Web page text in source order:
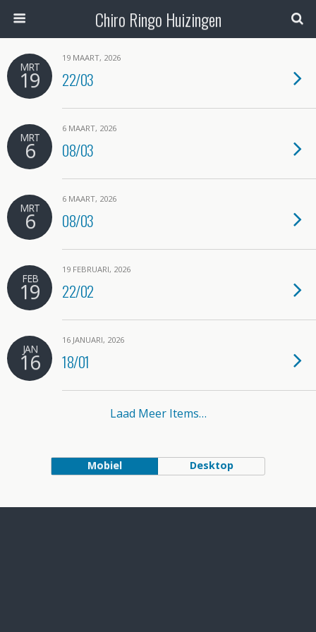
Chiro Ringo Huizingen
MRT
19
19 MAART, 2026
22/03
MRT
6
6 MAART, 2026
08/03
MRT
6
6 MAART, 2026
08/03
FEB
19
19 FEBRUARI, 2026
22/02
JAN
16
16 JANUARI, 2026
18/01
Laad Meer Items…
Mobiel Desktop